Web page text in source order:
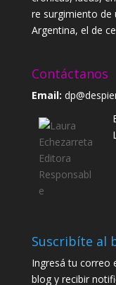
re surgimiento de
Argentina, el de
Contáctanos
Email:
Suscribíte al
Ingresá tu correo
blog y recibir